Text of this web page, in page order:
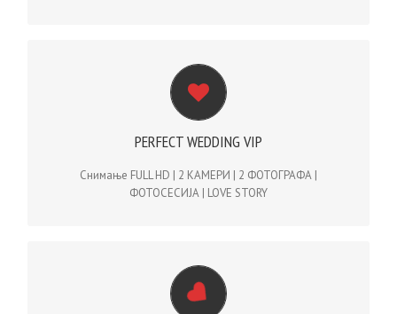
PERFECT WEDDING VIP
Снимање FULL HD | 2 КАМЕРИ | 2 ФОТОГРАФА |
ФОТОСЕСИЈА | LOVE STORY
PERFECT WEDDING VIP | 500€
ФОТОСЕСИЈА | LOVE STORY – steadicam, dolly, flycam, tripod,
slider…
PERFECT WEDDING ULTRA | 1200€